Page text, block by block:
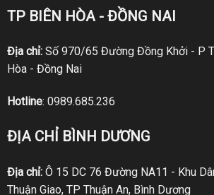
TP BIÊN HÒA - ĐỒNG NAI
Địa chỉ:Số 970/65 Đường Đồng Khởi - P
Hòa - Đồng Nai
Hotline: 0989.685.236
ĐỊA CHỈ BÌNH DƯƠNG
Địa chỉ:Ô 15 DC 76 Đường NA11 - Khu
Thuận Giao, TP Thuận An, Bình Dương